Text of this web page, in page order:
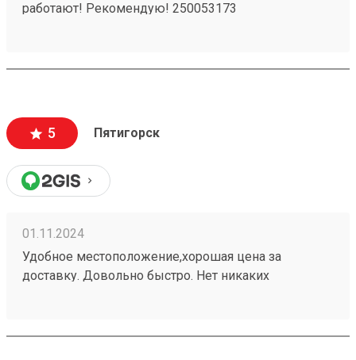
работают! Рекомендую! 250053173
5 Пятигорск
01.11.2024
Удобное местоположение,хорошая цена за
доставку. Довольно быстро. Нет никаких